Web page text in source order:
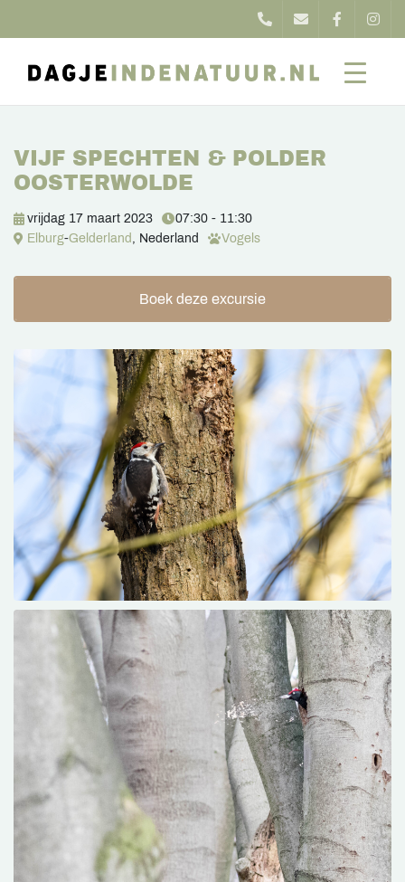
VIJF SPECHTEN & POLDER
OOSTERWOLDE
vrijdag 17 maart 2023
07:30 - 11:30
Elburg-Gelderland , Nederland Vogels
Boek deze excursie